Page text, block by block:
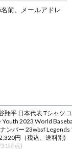
前、メールアドレ
翔平 日本代表 Tシャツ
Youth 2023 World
ンバー 23wbsf Legends
円（税込、送料別)
時点)